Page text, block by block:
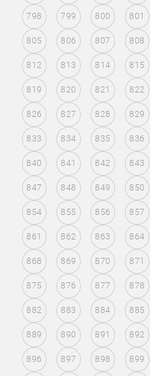
798 799 800 801
805 806 807 808
812 813 814 815
819 820 821 822
826 827 828 829
833 834 835 836
840 841 842 843
847 848 849 850
854 855 856 857
861 862 863 864
868 869 870 871
875 876 877 878
882 883 884 885
889 890 891 892
896 897 898 899